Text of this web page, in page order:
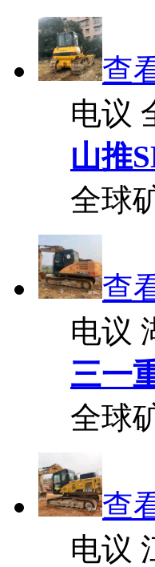
查
电议
山推
全球
查
电议
三一
全球
查
电议